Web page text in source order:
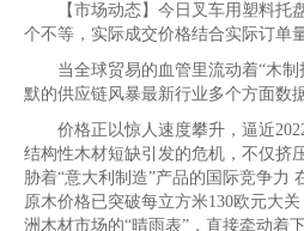
【市场动态】今日叉车用塑料托盘
个不等，实际成交价格结合实际订单
当全球贸易的血管里流动着“木制
默的供应链风暴最新行业多个方面数
价格正以惊人速度攀升，逼近
结构性木材短缺引发的危机，不仅挤
胁着“意大利制造”产品的国际竞争力
原木价格已突破每立方米130欧元大
洲木材市场的“晴雨表”，直接牵动着